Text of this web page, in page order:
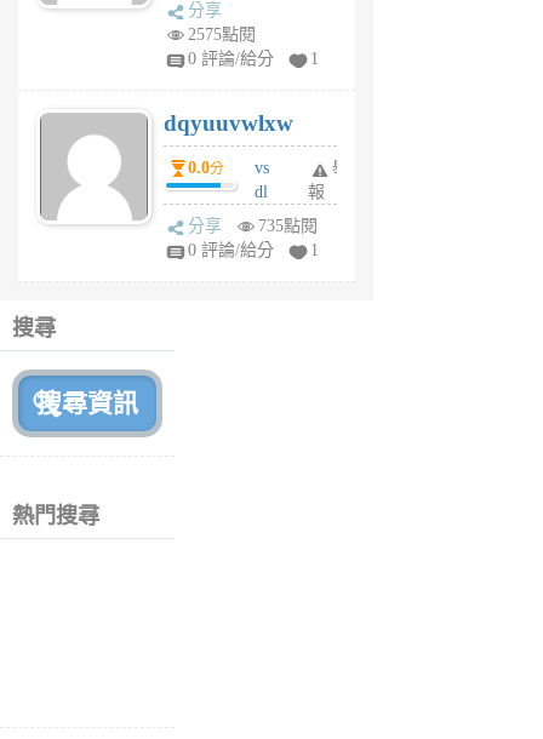
tu
6
個
月
前
分享
2575點閱
0 評論/給分
1
dqyuuvwlxw
0.0分
vs
dl
sq
fy
舉
報
分享
735點閱
0 評論/給分
1
搜尋
熱門搜尋